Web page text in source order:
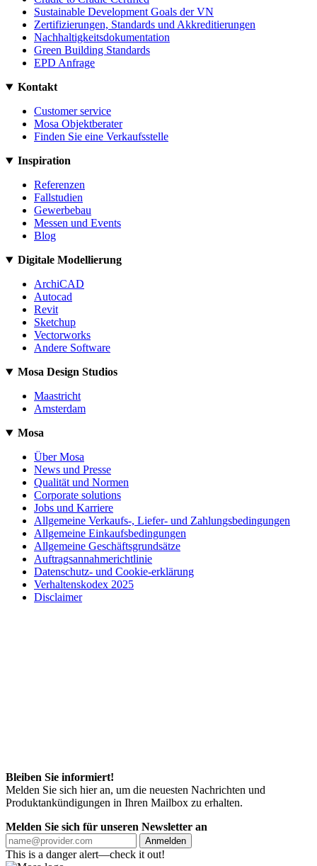
Sustainable Development Goals der VN
Zertifizierungen, Standards und Akkreditierungen
Nachhaltigkeitsdokumentation
Green Building Standards
EPD Anfrage
Kontakt
Customer service
Mosa Objektberater
Finden Sie eine Verkaufsstelle
Inspiration
Referenzen
Fallstudien
Gewerbebau
Messen und Events
Blog
Digitale Modellierung
ArchiCAD
Autocad
Revit
Sketchup
Vectorworks
Andere Software
Mosa Design Studios
Maastricht
Amsterdam
Mosa
Über Mosa
News und Presse
Qualität und Normen
Corporate solutions
Jobs und Karriere
Allgemeine Verkaufs-, Liefer- und Zahlungsbedingungen
Allgemeine Einkaufsbedingungen
Allgemeine Geschäftsgrundsätze
Auftragsannahmerichtlinie
Datenschutz- und Cookie-erklärung
Verhaltenskodex 2025
Disclaimer
Bleiben Sie informiert!
Melden Sie sich hier an, um die neuesten Nachrichten und
Produktankündigungen in Ihren Mailbox zu erhalten.
Melden Sie sich für unseren Newsletter an
Anmelden
This is a danger alert—check it out!